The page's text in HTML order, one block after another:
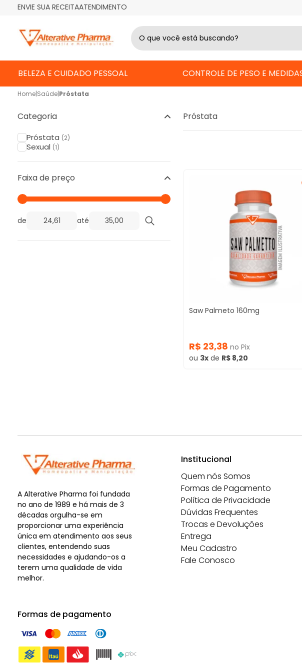
ENVIE SUA RECEITAATENDIMENTO
BELEZA E CUIDADO PESSOAL CONTROLE DE PESO E
Home|Saúde|Próstata
Categoria
Próstata (2)
Sexual (1)
Faixa de preço
de até
Próstata
Saw Palmeto 160mg
R$ 23,38 no Pix
ou 3xde R$ 8,20
A Alterative Pharma foi fundada
no ano de 1989 e há mais de 3
décadas orgulha-se em
proporcionar uma experiência
única em atendimento aos seus
clientes, entendendo suas
necessidades e ajudando-os a
terem uma qualidade de vida
melhor.
Formas de pagamento
Institucional
Quem nós Somos
Formas de Pagamento
Política de Privacidade
Dúvidas Frequentes
Trocas e Devoluções
Entrega
Meu Cadastro
Fale Conosco